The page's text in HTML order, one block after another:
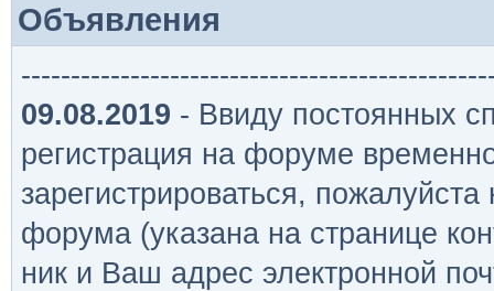
Объявления
09.08.2019 - Ввиду постоянных
регистрация на форуме
зарегистрироваться,
форума (указана на странице
ник и Ваш адрес электронной